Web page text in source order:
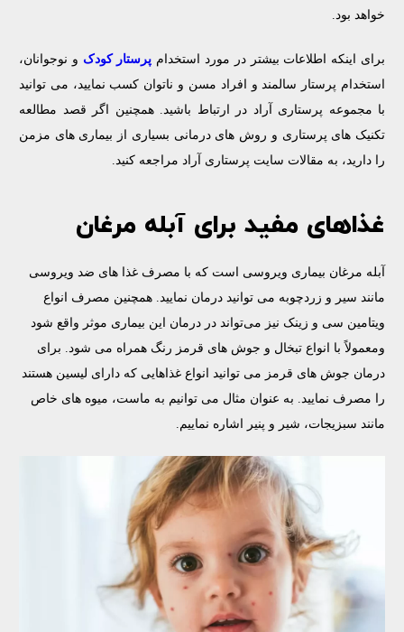
خواهد بود.
برای اینکه اطلاعات بیشتر در مورد استخدام پرستار کودک و نوجوانان،
استخدام پرستار سالمند و افراد مسن و ناتوان کسب نمایید، می توانید
با مجموعه پرستاری آراد در ارتباط باشید. همچنین اگر قصد مطالعه
تکنیک های پرستاری و روش های درمانی بسیاری از بیماری های مزمن
را دارید، به مقالات سایت پرستاری آراد مراجعه کنید.
غذاهای مفید برای آبله مرغان
آبله مرغان بیماری ویروسی است که با مصرف غذا های ضد ویروسی
مانند سیر و زردچوبه می توانید درمان نمایید. همچنین مصرف انواع
ویتامین سی و زینک نیز می‌تواند در درمان این بیماری موثر واقع شود
ومعمولاً با انواع تبخال و جوش های قرمز رنگ همراه می شود. برای
درمان جوش های قرمز می توانید انواع غذاهایی که دارای لیسین هستند
را مصرف نمایید. به عنوان مثال می توانیم به ماست، میوه های خاص
مانند سبزیجات، شیر و پنیر اشاره نماییم.